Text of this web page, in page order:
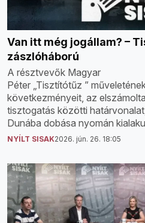
Van itt még jogállam? –
zászlóháború
A résztvevők Magyar
Péter „Tisztítótűz ”
következményeit, az
tisztogatás közötti
Dunába dobása nyomán
NYÍLT SISAK2026. jún. 26. 18:05